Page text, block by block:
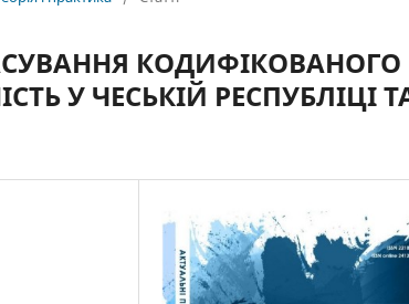
КОДИФІКОВАНОГО
У ЧЕСЬКІЙ РЕСПУБЛІЦІ